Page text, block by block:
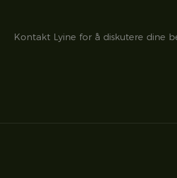
Kontakt Lyine for å diskutere dine